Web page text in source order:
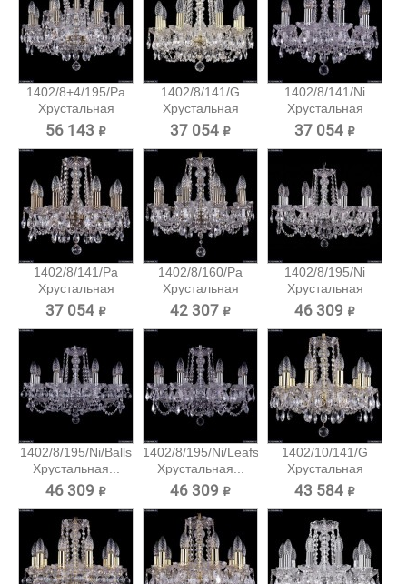
1402/8+4/195/Pa
Хрустальная
подвесная...
56 143 ₽
1402/8/141/G
Хрустальная
подвесная...
37 054 ₽
1402/8/141/Ni
Хрустальная
подвесная...
37 054 ₽
1402/8/141/Pa
Хрустальная
подвесная...
37 054 ₽
1402/8/160/Pa
Хрустальная
подвесная...
42 307 ₽
1402/8/195/Ni
Хрустальная
подвесная...
46 309 ₽
1402/8/195/Ni/Balls
Хрустальная...
46 309 ₽
1402/8/195/Ni/Leafs
Хрустальная...
46 309 ₽
1402/10/141/G
Хрустальная
подвесная...
43 584 ₽